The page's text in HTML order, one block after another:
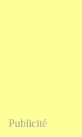
Publicité